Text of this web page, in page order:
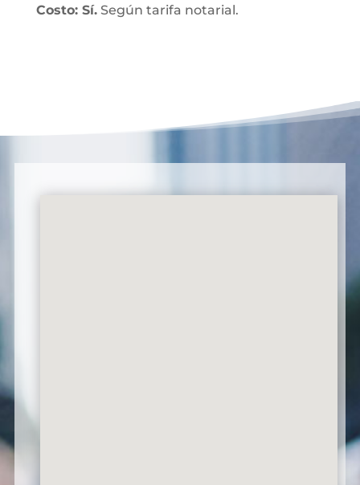
Costo: Sí.Según tarifa notarial.